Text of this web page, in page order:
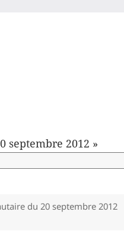
septembre 2012 »
du 20 septembre 2012